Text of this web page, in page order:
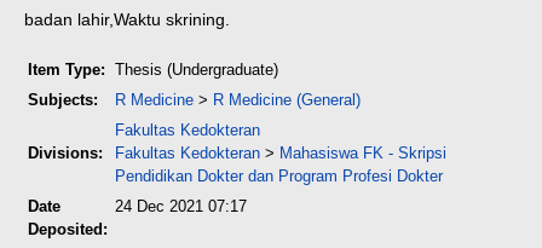
badan lahir,Waktu skrining.
Item Type: Thesis (Undergraduate)
Subjects:
R Medicine > R Medicine (General)
Divisions:
Fakultas Kedokteran
Fakultas Kedokteran > Mahasiswa FK - Skripsi
Pendidikan Dokter dan Program Profesi Dokter
Date
Deposited:
24 Dec 2021 07:17